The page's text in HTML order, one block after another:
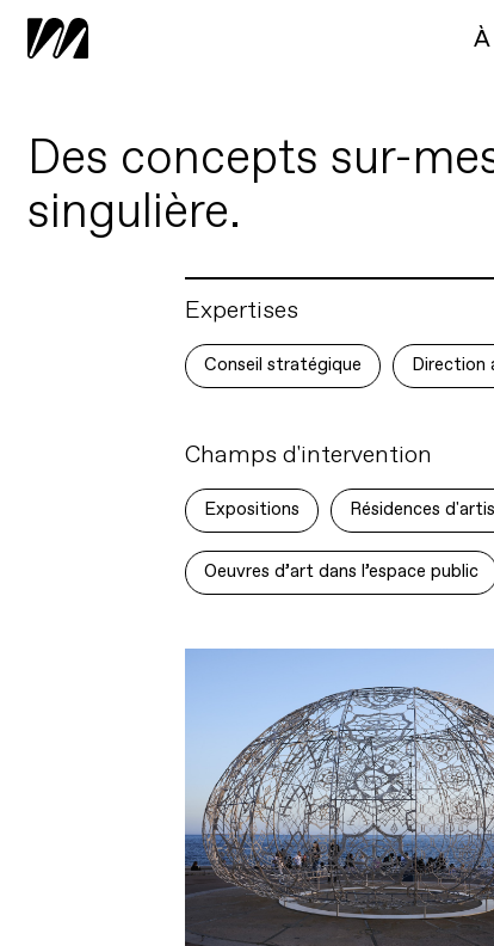
Des concepts sur-
singulière.
Expertises
Conseil stratégique Direction
Champs d'intervention
Expositions Résidences
Oeuvres d’art dans l’espace public